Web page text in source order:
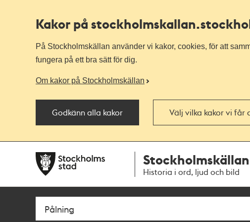
Kakor på stockholmskallan
På Stockholmskällan använder vi kakor, cookies, för att
fungera på ett bra sätt för dig.
Om kakor på Stockholmskällan
Godkänn alla kakor Välj vilka kakor vi får
navigationen
huvudinnehållet
Stockholmskällan
Historia i ord, ljud och bild
SökFritextsök